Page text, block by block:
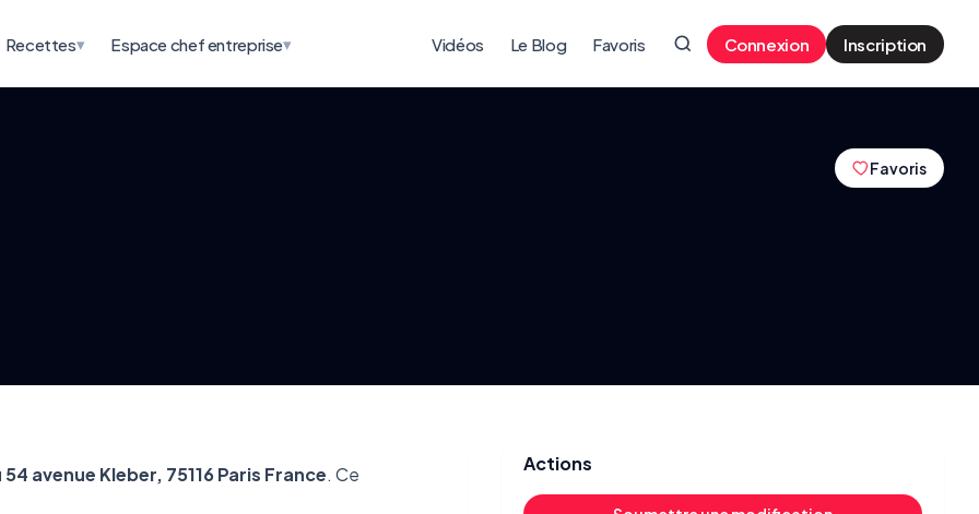
Recettes▾ Espace chef entreprise▾ Vidéos Le Blog Favoris Connexion Inscription
Favoris
54 avenue Kleber, 75116 Paris France. Ce
Actions